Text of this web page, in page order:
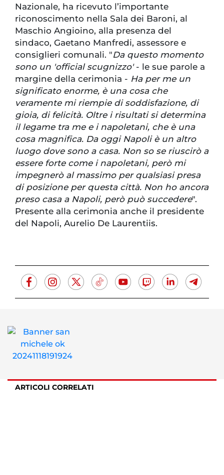
Nazionale, ha ricevuto l’importante
riconoscimento nella Sala dei Baroni, al
Maschio Angioino, alla presenza del
sindaco, Gaetano Manfredi, assessore e
consiglieri comunali. "Da questo momento
sono un 'official scugnizzo' - le sue parole a
margine della cerimonia - Ha per me un
significato enorme, è una cosa che
veramente mi riempie di soddisfazione, di
gioia, di felicità. Oltre i risultati si determina
il legame tra me e i napoletani, che è una
cosa magnifica. Da oggi Napoli è un altro
luogo dove sono a casa. Non so se riuscirò a
essere forte come i napoletani, però mi
impegnerò al massimo per qualsiasi presa
di posizione per questa città. Non ho ancora
preso casa a Napoli, però può succedere".
Presente alla cerimonia anche il presidente
del Napoli, Aurelio De Laurentiis.
ARTICOLI CORRELATI